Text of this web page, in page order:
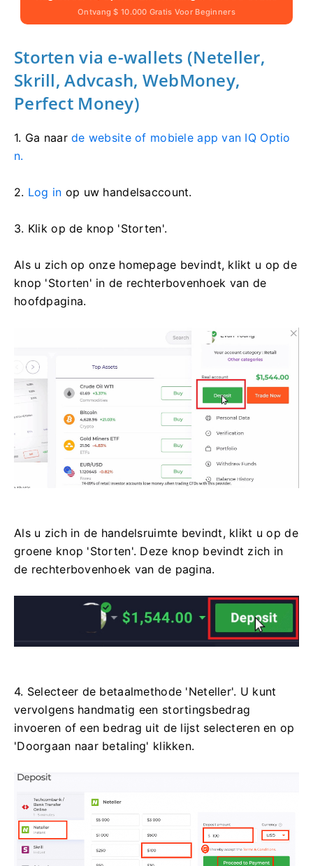
Ontvang $ 10.000 Gratis Voor Beginners
Storten via e-wallets (Neteller,
Skrill, Advcash, WebMoney,
Perfect Money)
1. Ga naarde website of mobiele app van IQ Optio
n.
2. Log in op uw handelsaccount.
3. Klik op de knop 'Storten'.
Als u zich op onze homepage bevindt, klikt u op de
knop 'Storten' in de rechterbovenhoek van de
hoofdpagina.
Als u zich in de handelsruimte bevindt, klikt u op de
groene knop 'Storten'. Deze knop bevindt zich in
de rechterbovenhoek van de pagina.
4. Selecteer de betaalmethode 'Neteller'. U kunt
vervolgens handmatig een stortingsbedrag
invoeren of een bedrag uit de lijst selecteren en op
'Doorgaan naar betaling' klikken.